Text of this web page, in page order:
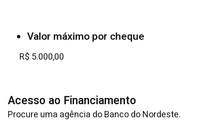
Valor máximo por cheque
R$ 5.000,00
Acesso ao Financiamento
Procure uma agência do Banco do Nordeste.